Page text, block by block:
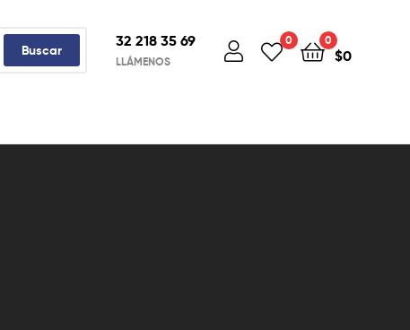
Buscar
32 218 35 69
LLÁMENOS
0 0
$0